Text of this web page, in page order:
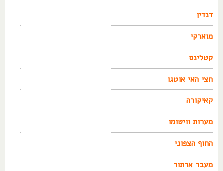
דנדין
מוארקי
קטלינס
חצי האי אוטגו
קאיקורה
מערות וויטומו
החוף הצפוני
מעבר ארתור